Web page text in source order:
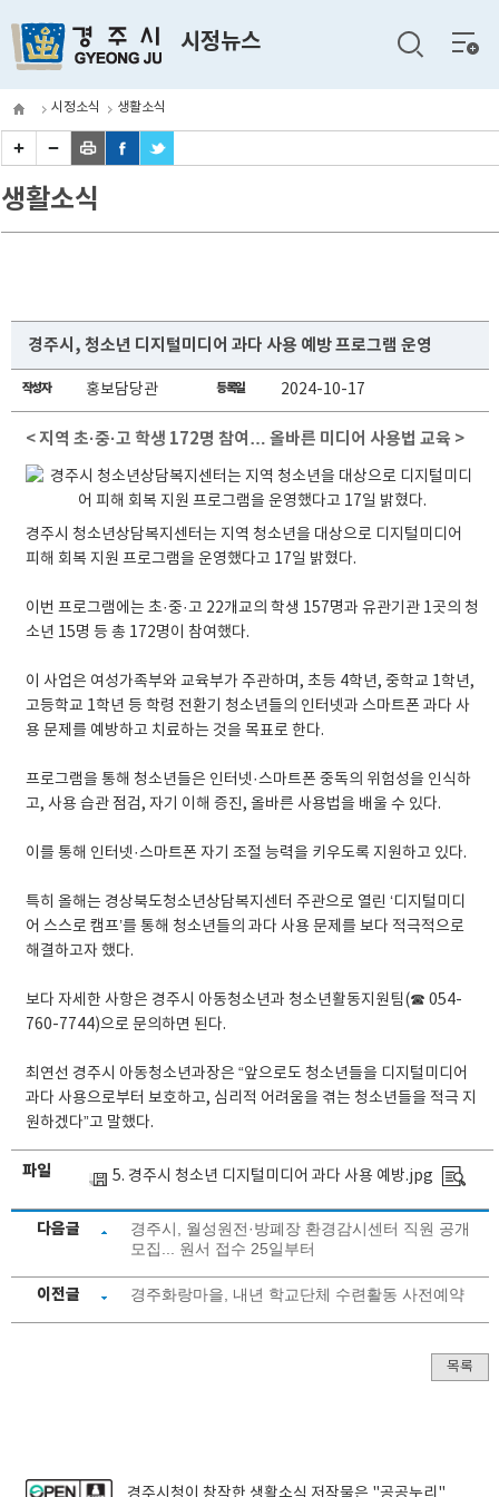
시정뉴스
전체
메뉴
시정소식 생활소식
생활소식
경주시, 청소년 디지털미디어 과다 사용 예방 프로그램 운영
작성자 홍보담당관 등록일 2024-10-17
< 지역 초·중·고 학생 172명 참여… 올바른 미디어 사용법 교육 >
경주시 청소년상담복지센터는 지역 청소년을 대상으로 디지털미디어
피해 회복 지원 프로그램을 운영했다고 17일 밝혔다.
이번 프로그램에는 초·중·고 22개교의 학생 157명과 유관기관 1곳의 청
소년 15명 등 총 172명이 참여했다.
이 사업은 여성가족부와 교육부가 주관하며, 초등 4학년, 중학교 1학년,
고등학교 1학년 등 학령 전환기 청소년들의 인터넷과 스마트폰 과다 사
용 문제를 예방하고 치료하는 것을 목표로 한다.
프로그램을 통해 청소년들은 인터넷·스마트폰 중독의 위험성을 인식하
고, 사용 습관 점검, 자기 이해 증진, 올바른 사용법을 배울 수 있다.
이를 통해 인터넷·스마트폰 자기 조절 능력을 키우도록 지원하고 있다.
특히 올해는 경상북도청소년상담복지센터 주관으로 열린 ‘디지털미디
어 스스로 캠프’를 통해 청소년들의 과다 사용 문제를 보다 적극적으로
해결하고자 했다.
보다 자세한 사항은 경주시 아동청소년과 청소년활동지원팀(☎ 054-
760-7744)으로 문의하면 된다.
최연선 경주시 아동청소년과장은 “앞으로도 청소년들을 디지털미디어
과다 사용으로부터 보호하고, 심리적 어려움을 겪는 청소년들을 적극 지
원하겠다”고 말했다.
파일 5. 경주시 청소년 디지털미디어 과다 사용 예방.jpg
다음글
경주시, 월성원전·방폐장 환경감시센터 직원 공개
모집... 원서 접수 25일부터
이전글 경주화랑마을, 내년 학교단체 수련활동 사전예약
목록
경주시청이 창작한 생활소식 저작물은 "공공누리"